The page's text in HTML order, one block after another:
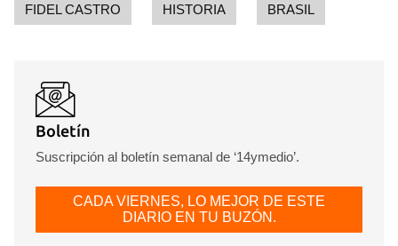
FIDEL CASTRO HISTORIA BRASIL
Boletín
Suscripción al boletín semanal de ‘14ymedio’.
CADA VIERNES, LO MEJOR DE ESTE
DIARIO EN TU BUZÓN.